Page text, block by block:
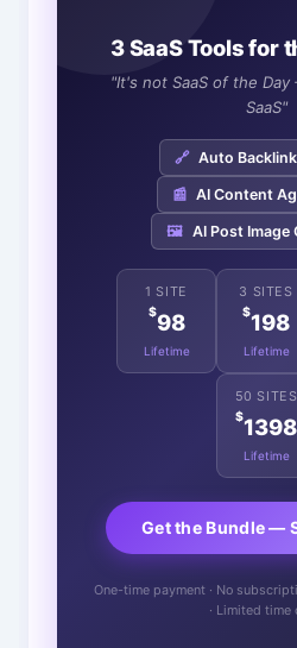
3 SaaS Tools for
"It's not SaaS of the
SaaS"
🔗 Auto
📰 AI Content
🖼️ AI Post Image
1 SITE
$98
Lifetime
3 SITES
$198
Lifetime
50 SITES
$1398
Lifetime
Get the Bundle —
One-time payment · No
· Limited time